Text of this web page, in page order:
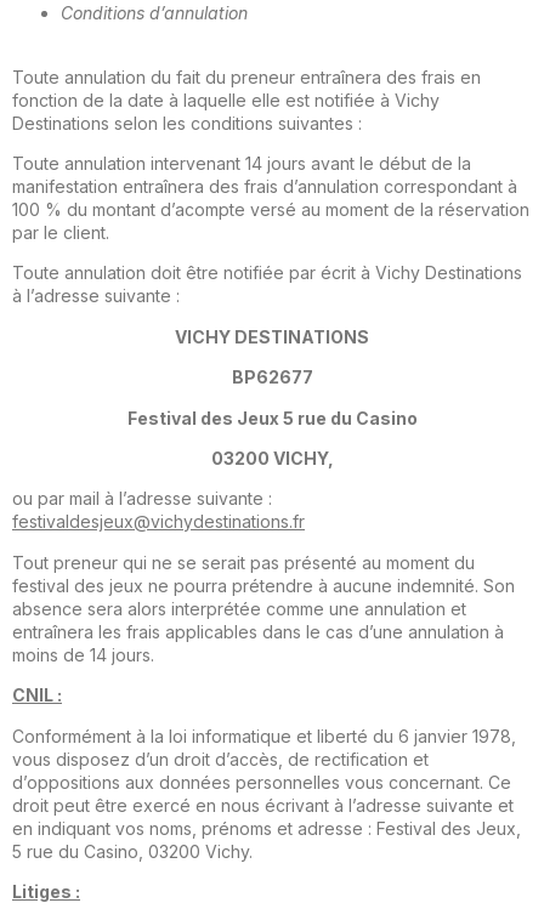
Conditions d’annulation
Toute annulation du fait du preneur entraînera des frais en
fonction de la date à laquelle elle est notifiée à Vichy
Destinations selon les conditions suivantes :
Toute annulation intervenant 14 jours avant le début de la
manifestation entraînera des frais d’annulation correspon­dant à
100 % du montant d’acompte versé au moment de la réservation
par le client.
Toute annulation doit être notifiée par écrit à Vichy Destinations
à l’adresse suivante :
VICHY DESTINATIONS
BP62677
Festival des Jeux 5 rue du Casino
03200 VICHY,
ou par mail à l’adresse suivante :
festivaldesjeux@vichydestinations.fr
Tout preneur qui ne se serait pas présenté au moment du
festival des jeux ne pourra prétendre à aucune indemnité. Son
absence sera alors interprétée comme une annulation et
entraînera les frais applicables dans le cas d’une annula­tion à
moins de 14 jours.
CNIL :
Conformément à la loi informatique et liberté du 6 janvier 1978,
vous disposez d’un droit d’accès, de rectification et
d’oppositions aux données personnelles vous concernant. Ce
droit peut être exercé en nous écrivant à l’adresse sui­vante et
en indiquant vos noms, prénoms et adresse : Festival des Jeux,
5 rue du Casino, 03200 Vichy.
Litiges :